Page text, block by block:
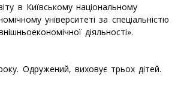
в Київському національному
університеті за спеціальністю
діяльності».
Одружений, виховує трьох дітей.